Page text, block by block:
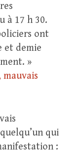
à 17 h 30.
ont
et demie
»
qui
: